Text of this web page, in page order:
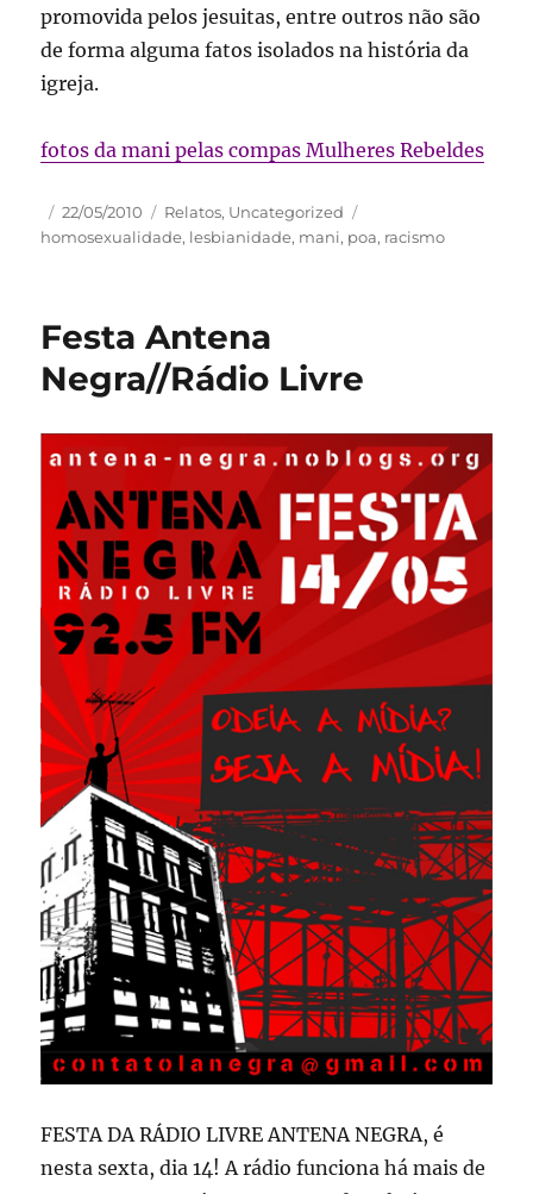
promovida pelos jesuitas, entre outros não são
de forma alguma fatos isolados na história da
igreja.
fotos da mani pelas compas Mulheres Rebeldes
Autor
Publicado
em
22/05/2010 Categorias
Relatos, Uncategorized
homosexualidade, lesbianidade, mani, poa, racismo
Festa Antena
Negra//Rádio Livre
FESTA DA RÁDIO LIVRE ANTENA NEGRA, é
nesta sexta, dia 14! A rádio funciona há mais de